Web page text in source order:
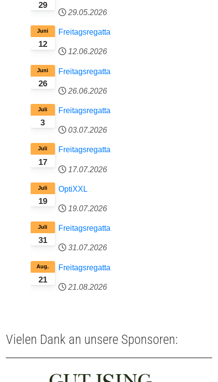
29
29.05.2026
12
Juni Freitagsregatta
12.06.2026
26
Juni Freitagsregatta
26.06.2026
3
Juli Freitagsregatta
03.07.2026
17
Juli Freitagsregatta
17.07.2026
19
Juli OptiXXL
19.07.2026
31
Juli Freitagsregatta
31.07.2026
21
Aug. Freitagsregatta
21.08.2026
Vielen Dank an unsere Sponsoren: